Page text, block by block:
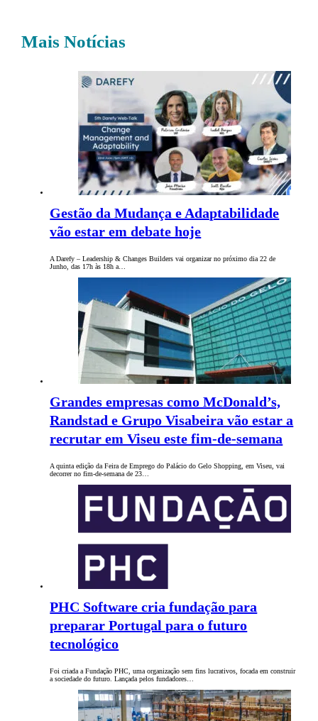
Mais Notícias
Gestão da Mudança e Adaptabilidade
vão estar em debate hoje
A Darefy – Leadership & Changes Builders vai organizar no próximo dia 22 de
Junho, das 17h às 18h a…
Grandes empresas como McDonald’s,
Randstad e Grupo Visabeira vão estar a
recrutar em Viseu este fim-de-semana
A quinta edição da Feira de Emprego do Palácio do Gelo Shopping, em Viseu, vai
decorrer no fim-de-semana de 23…
PHC Software cria fundação para
preparar Portugal para o futuro
tecnológico
Foi criada a Fundação PHC, uma organização sem fins lucrativos, focada em construir
a sociedade do futuro. Lançada pelos fundadores…